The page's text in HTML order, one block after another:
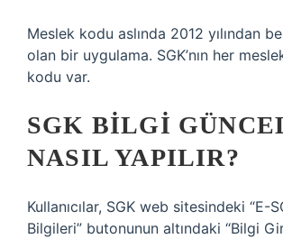
Meslek kodu aslında 2012 yılından
olan bir uygulama. SGK’nın her
kodu var.
SGK BILGI
NASIL YAPILIR?
Kullanıcılar, SGK web sitesindeki “E-
Bilgileri” butonunun altındaki “Bilgi